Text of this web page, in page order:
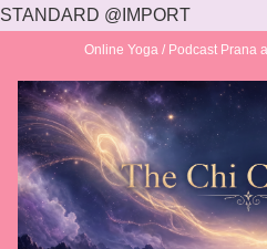
STANDARD @IMPORT
Online Yoga / Podcast Prana